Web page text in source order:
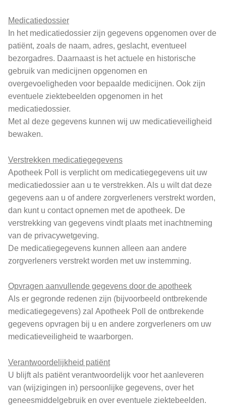
Medicatiedossier
In het medicatiedossier zijn gegevens opgenomen over de
patiënt, zoals de naam, adres, geslacht, eventueel
bezorgadres. Daarnaast is het actuele en historische
gebruik van medicijnen opgenomen en
overgevoeligheden voor bepaalde medicijnen. Ook zijn
eventuele ziektebeelden opgenomen in het
medicatiedossier.
Met al deze gegevens kunnen wij uw medicatieveiligheid
bewaken.
Verstrekken medicatiegegevens
Apotheek Poll is verplicht om medicatiegegevens uit uw
medicatiedossier aan u te verstrekken. Als u wilt dat deze
gegevens aan u of andere zorgverleners verstrekt worden,
dan kunt u contact opnemen met de apotheek. De
verstrekking van gegevens vindt plaats met inachtneming
van de privacywetgeving.
De medicatiegegevens kunnen alleen aan andere
zorgverleners verstrekt worden met uw instemming.
Opvragen aanvullende gegevens door de apotheek
Als er gegronde redenen zijn (bijvoorbeeld ontbrekende
medicatiegegevens) zal Apotheek Poll de ontbrekende
gegevens opvragen bij u en andere zorgverleners om uw
medicatieveiligheid te waarborgen.
Verantwoordelijkheid patiënt
U blijft als patiënt verantwoordelijk voor het aanleveren
van (wijzigingen in) persoonlijke gegevens, over het
geneesmiddelgebruik en over eventuele ziektebeelden.